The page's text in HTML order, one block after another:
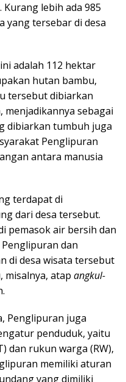
Kurang lebih ada 985
yang tersebar di desa
adalah 112 hektar
hutan bambu,
tersebut dibiarkan
sebagai
dibiarkan tumbuh juga
Penglipuran
antara manusia
terdapat di
dari desa tersebut.
pemasok air bersih dan
dan
di desa wisata tersebut
misalnya, atap angkul-
Penglipuran juga
penduduk, yaitu
dan rukun warga (RW),
memiliki aturan
yang dimiliki